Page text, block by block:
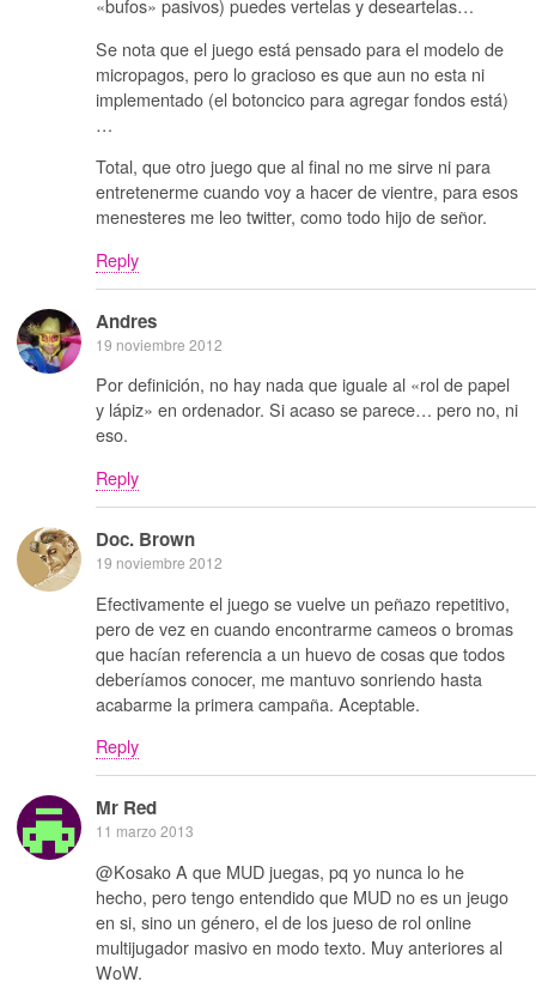
«bufos» pasivos) puedes vertelas y deseartelas…
Se nota que el juego está pensado para el modelo de
micropagos, pero lo gracioso es que aun no esta ni
implementado (el botoncico para agregar fondos está)
…
Total, que otro juego que al final no me sirve ni para
entretenerme cuando voy a hacer de vientre, para esos
menesteres me leo twitter, como todo hijo de señor.
Reply
Andres
19 noviembre 2012
Por definición, no hay nada que iguale al «rol de papel
y lápiz» en ordenador. Si acaso se parece… pero no, ni
eso.
Reply
Doc. Brown
19 noviembre 2012
Efectivamente el juego se vuelve un peñazo repetitivo,
pero de vez en cuando encontrarme cameos o bromas
que hacían referencia a un huevo de cosas que todos
deberíamos conocer, me mantuvo sonriendo hasta
acabarme la primera campaña. Aceptable.
Reply
Mr Red
11 marzo 2013
@Kosako A que MUD juegas, pq yo nunca lo he
hecho, pero tengo entendido que MUD no es un jeugo
en si, sino un género, el de los jueso de rol online
multijugador masivo en modo texto. Muy anteriores al
WoW.